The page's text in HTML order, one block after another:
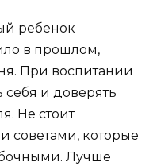
ребенок
в прошлом,
При воспитании
и доверять
Не стоит
советами, которые
Лучше